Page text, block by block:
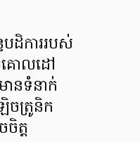
ដិការរបស់
គោលដៅ
ានទំនាក់
ចត្រូនិក
ត្ត